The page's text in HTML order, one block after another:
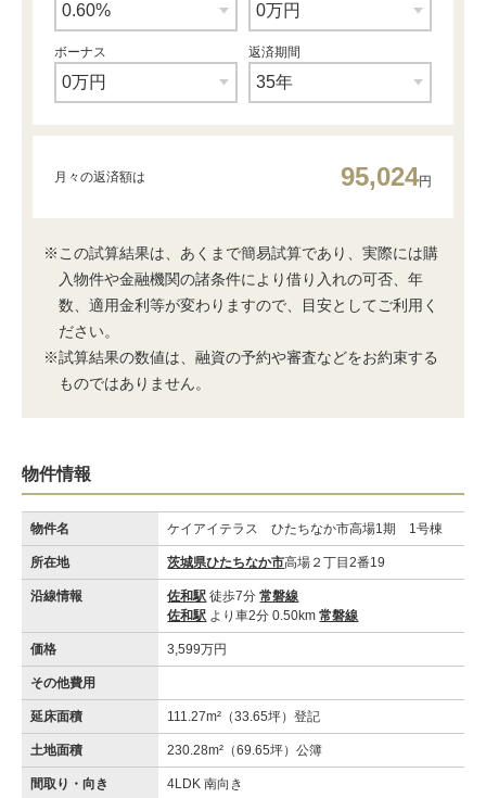
ボーナス 返済期間
月々の返済額は 95,024円
※この試算結果は、あくまで簡易試算であり、実際には購
入物件や金融機関の諸条件により借り入れの可否、年
数、適用金利等が変わりますので、目安としてご利用く
ださい。
※試算結果の数値は、融資の予約や審査などをお約束する
ものではありません。
物件情報
物件名 ケイアイテラス ひたちなか市高場1期 1号棟
所在地 茨城県ひたちなか市高場２丁目2番19
沿線情報 佐和駅 徒歩7分常磐線
佐和駅 より車2分 0.50km常磐線
価格 3,599万円
その他費用
延床面積 111.27m²（33.65坪）登記
土地面積 230.28m²（69.65坪）公簿
間取り・向き 4LDK 南向き